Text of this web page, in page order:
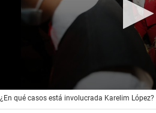
0
seconds
¿En qué casos está involucrada Karelim López?